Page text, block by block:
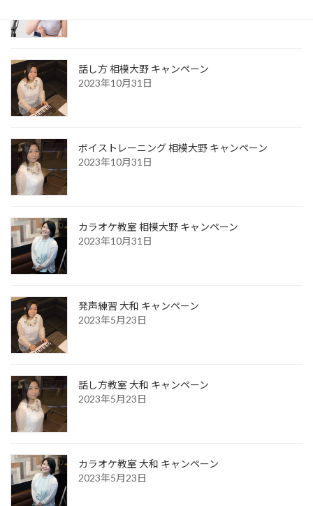
話し方 相模大野 キャンペーン
2023年10月31日
ボイストレーニング 相模大野 キャンペーン
2023年10月31日
カラオケ教室 相模大野 キャンペーン
2023年10月31日
発声練習 大和 キャンペーン
2023年5月23日
話し方教室 大和 キャンペーン
2023年5月23日
カラオケ教室 大和 キャンペーン
2023年5月23日